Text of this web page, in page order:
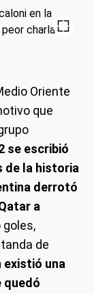
Oriente
que
se escribió
de la historia
derrotó
a
goles,
de
existió una
quedó